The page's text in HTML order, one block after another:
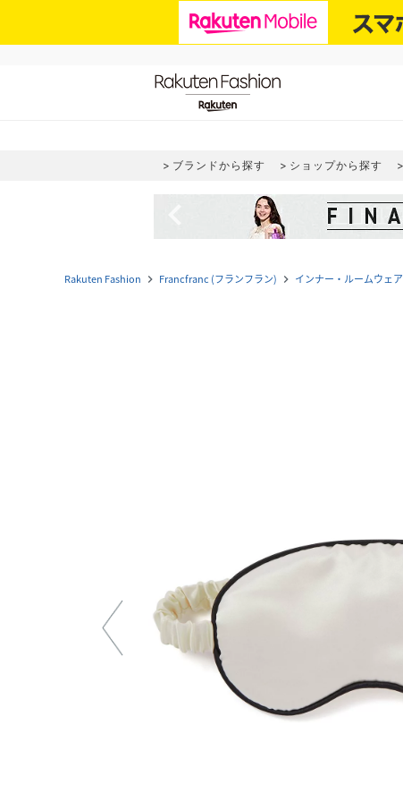
ブランドから探す ショップから探す
Rakuten Fashion navigate_next Francfranc (フランフラン) navigate_next インナー・ルームウェア